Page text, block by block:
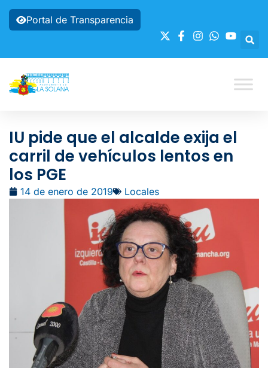
Portal de Transparencia
IU pide que el alcalde exija el
carril de vehículos lentos en
los PGE
14 de enero de 2019 Locales